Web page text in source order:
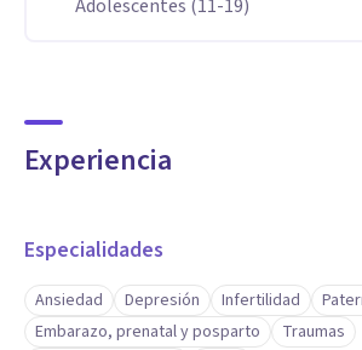
Adolescentes (11-19)
Experiencia
Especialidades
Ansiedad Depresión Infertilidad
Embarazo, prenatal y posparto
Traumas